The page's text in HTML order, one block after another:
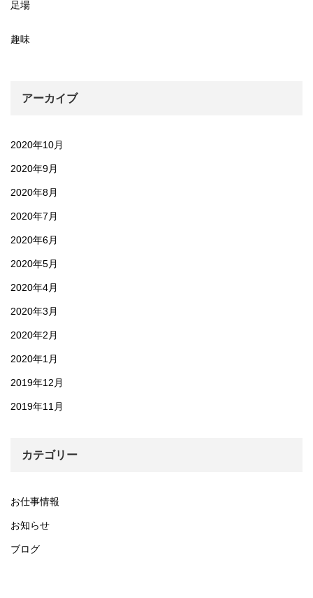
足場
趣味
アーカイブ
2020年10月
2020年9月
2020年8月
2020年7月
2020年6月
2020年5月
2020年4月
2020年3月
2020年2月
2020年1月
2019年12月
2019年11月
カテゴリー
お仕事情報
お知らせ
ブログ